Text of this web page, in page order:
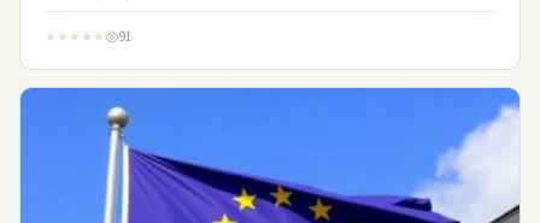
★ ★ ★ ★ ★ 91